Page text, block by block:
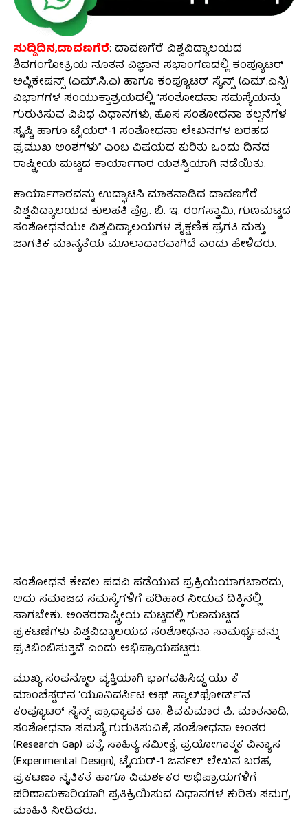
ಸುದ್ದಿದಿನ,ದಾವಣಗೆರೆ: ದಾವಣಗೆರೆ ವಿಶ್ವವಿದ್ಯಾಲಯದ
ಶಿವಗಂಗೋತ್ರಿಯ ನೂತನ ವಿಜ್ಞಾನ ಸಭಾಂಗಣದಲ್ಲಿ ಕಂಪ್ಯೂಟರ್
ಅಪ್ಲಿಕೇಷನ್ಸ್ (ಎಮ್.ಸಿ.ಎ) ಹಾಗೂ ಕಂಪ್ಯೂಟರ್ ಸೈನ್ಸ್ (ಎಮ್.ಎಸ್ಸಿ)
ವಿಭಾಗಗಳ ಸಂಯುಕ್ತಾಶ್ರಯದಲ್ಲಿ “ಸಂಶೋಧನಾ ಸಮಸ್ಯೆಯನ್ನು
ಗುರುತಿಸುವ ವಿವಿಧ ವಿಧಾನಗಳು, ಹೊಸ ಸಂಶೋಧನಾ ಕಲ್ಪನೆಗಳ
ಸೃಷ್ಟಿ ಹಾಗೂ ಟೈಯರ್-1 ಸಂಶೋಧನಾ ಲೇಖನಗಳ ಬರಹದ
ಪ್ರಮುಖ ಅಂಶಗಳು” ಎಂಬ ವಿಷಯದ ಕುರಿತು ಒಂದು ದಿನದ
ರಾಷ್ಟ್ರೀಯ ಮಟ್ಟದ ಕಾರ್ಯಾಗಾರ ಯಶಸ್ವಿಯಾಗಿ ನಡೆಯಿತು.
ಕಾರ್ಯಾಗಾರವನ್ನು ಉದ್ಘಾಟಿಸಿ ಮಾತನಾಡಿದ ದಾವಣಗೆರೆ
ವಿಶ್ವವಿದ್ಯಾಲಯದ ಕುಲಪತಿ ಪ್ರೊ. ಬಿ. ಇ. ರಂಗಸ್ವಾಮಿ, ಗುಣಮಟ್ಟದ
ಸಂಶೋಧನೆಯೇ ವಿಶ್ವವಿದ್ಯಾಲಯಗಳ ಶೈಕ್ಷಣಿಕ ಪ್ರಗತಿ ಮತ್ತು
ಜಾಗತಿಕ ಮಾನ್ಯತೆಯ ಮೂಲಾಧಾರವಾಗಿದೆ ಎಂದು ಹೇಳಿದರು.
ಸಂಶೋಧನೆ ಕೇವಲ ಪದವಿ ಪಡೆಯುವ ಪ್ರಕ್ರಿಯೆಯಾಗಬಾರದು,
ಅದು ಸಮಾಜದ ಸಮಸ್ಯೆಗಳಿಗೆ ಪರಿಹಾರ ನೀಡುವ ದಿಕ್ಕಿನಲ್ಲಿ
ಸಾಗಬೇಕು. ಅಂತರರಾಷ್ಟ್ರೀಯ ಮಟ್ಟದಲ್ಲಿ ಗುಣಮಟ್ಟದ
ಪ್ರಕಟಣೆಗಳು ವಿಶ್ವವಿದ್ಯಾಲಯದ ಸಂಶೋಧನಾ ಸಾಮರ್ಥ್ಯವನ್ನು
ಪ್ರತಿಬಿಂಬಿಸುತ್ತವೆ ಎಂದು ಅಭಿಪ್ರಾಯಪಟ್ಟರು.
ಮುಖ್ಯ ಸಂಪನ್ಮೂಲ ವ್ಯಕ್ತಿಯಾಗಿ ಭಾಗವಹಿಸಿದ್ದ ಯು ಕೆ
ಮಾಂಚೆಸ್ಟರ್‌ನ ‘ಯೂನಿವರ್ಸಿಟಿ ಆಫ್ ಸ್ಯಾಲ್‌ಫೋರ್ಡ್’ನ
ಕಂಪ್ಯೂಟರ್ ಸೈನ್ಸ್ ಪ್ರಾಧ್ಯಾಪಕ ಡಾ. ಶಿವಕುಮಾರ ಪಿ. ಮಾತನಾಡಿ,
ಸಂಶೋಧನಾ ಸಮಸ್ಯೆ ಗುರುತಿಸುವಿಕೆ, ಸಂಶೋಧನಾ ಅಂತರ
(Research Gap) ಪತ್ತೆ, ಸಾಹಿತ್ಯ ಸಮೀಕ್ಷೆ, ಪ್ರಯೋಗಾತ್ಮಕ ವಿನ್ಯಾಸ
(Experimental Design), ಟೈಯರ್-1 ಜರ್ನಲ್ ಲೇಖನ ಬರಹ,
ಪ್ರಕಟಣಾ ನೈತಿಕತೆ ಹಾಗೂ ವಿಮರ್ಶಕರ ಅಭಿಪ್ರಾಯಗಳಿಗೆ
ಪರಿಣಾಮಕಾರಿಯಾಗಿ ಪ್ರತಿಕ್ರಿಯಿಸುವ ವಿಧಾನಗಳ ಕುರಿತು ಸಮಗ್ರ
ಮಾಹಿತಿ ನೀಡಿದರು.